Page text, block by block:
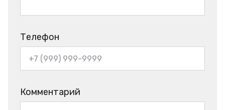
Телефон
Комментарий